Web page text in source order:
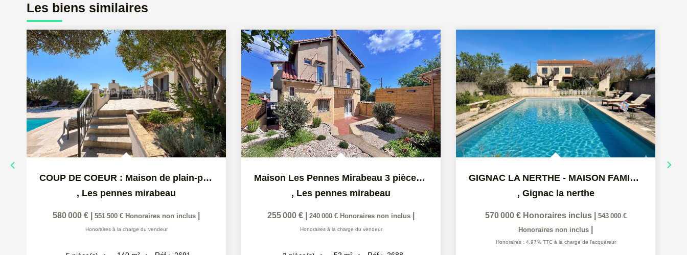
Les biens similaires
COUP DE COEUR : Maison de plain-pied + T2 indépendant sur...
, Les pennes mirabeau
580 000 € 551 500 € Honoraires non inclus
Honoraires à la charge du vendeur
Maison Les Pennes Mirabeau 3 pièce(s) 52 m2
, Les pennes mirabeau
255 000 € 240 000 € Honoraires non inclus
Honoraires à la charge du vendeur
GIGNAC LA NERTHE - MAISON FAMILIALE AVEC PISCINE SUR PLUS...
, Gignac la nerthe
570 000 € Honoraires inclus
543 000 €
Honoraires non inclus
Honoraires : 4,97% TTC à la charge de l'acquéreur